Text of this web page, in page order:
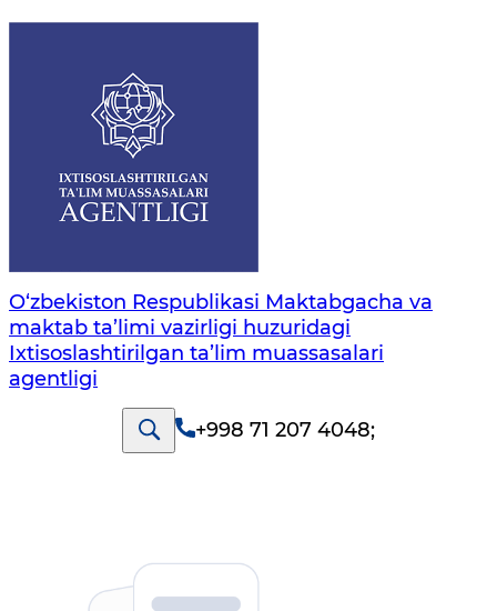
O‘zbekiston Respublikasi Maktabgacha va
maktab ta’limi vazirligi huzuridagi
Ixtisoslashtirilgan ta’lim muassasalari
agentligi
+998 71 207 4048;